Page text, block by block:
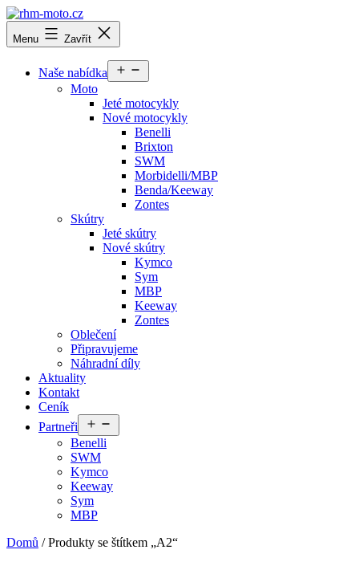
Přejít
k
obsahu
rhm-
moto.cz
Menu Zavřít
Naše nabídka
menu
Moto
Jeté motocykly
Nové motocykly
Benelli
Brixton
SWM
Morbidelli/MBP
Benda/Keeway
Zontes
Skútry
Jeté skútry
Nové skútry
Kymco
Sym
MBP
Keeway
Zontes
Oblečení
Připravujeme
Náhradní díly
Aktuality
Kontakt
Ceník
Partneři
menu
Benelli
SWM
Kymco
Keeway
Sym
MBP
Domů / Produkty se štítkem „A2“